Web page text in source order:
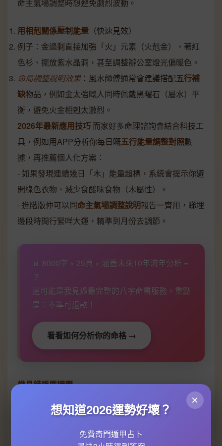
命主氣場調整時想避免劇烈波動。
用相剋關係壓制能量 （快速見效）
例子：金過剩直接加強「火」元素（火剋金），著紅
色衫、擺放紫水晶洞，甚至調整辦公室燈光偏暖色。
命局調整說明效果：風水師傅通常會建議搭配五行補
缺物品，例如金太強嘅人同時佩戴黑曜石（屬水）平
衡，避免火金相剋太激烈。
2026年最新應用技巧 而家好多命理諮詢會結合科技工
具，例如用APP分析你每日嘅五行能量調整對照數
據，再推薦個人化方案：
- 如果發現連續幾日「木」能量超標，系統會提示你避
開綠色衣物、減少食酸味食物（木屬性）。
- 進階版仲可以同命主氣場調整說明報告一齊用，睇埋
邊段時間行緊咩大運，精準到月份去調節。
📊 8000字 × 25頁 × 涵蓋未來10年流年分析 =
？
這可能是我見過最完整的八字命書服務。重點
是：不準可退款！
看看如何分析你的命格 →
常見錯誤要避開
- 唔好亂用「剋」法！例如本身水弱嘅人，見到土過剩
就狂加木（木剋土），反而會令本已不足嘅水更虛
（木吸水），最好先做五行能量調整印證
×
想知道2026運勢好壞？
免費奇門遁甲占卜